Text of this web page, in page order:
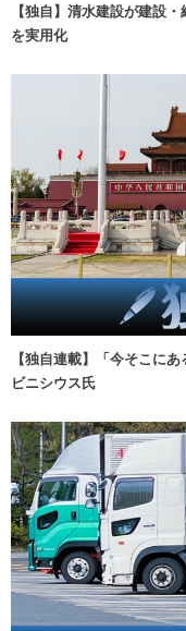
【独自】清水建設が建設
を実用化
【独自連載】「今そこに
ビニシウス氏